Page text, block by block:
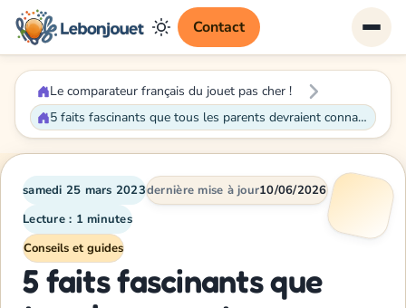
Contact
Le comparateur français du jouet pas cher !
5 faits fascinants que tous les parents devraient connaître sur le développement du cerveau de leur bébé
samedi 25 mars 2023dernière mise à jour10/06/2026
Lecture : 1 minutes
Conseils et guides
5 faits fascinants que